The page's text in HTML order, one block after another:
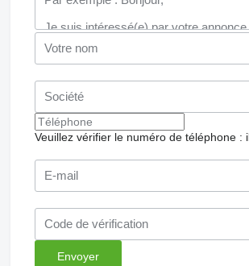
Veuillez vérifier le numéro de téléphone :